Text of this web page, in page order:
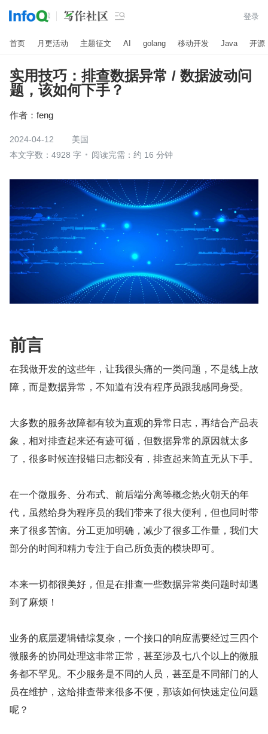
 登录
首页 月更活动 主题征文 AI golang 移动开发 Java 开源
实用技巧：排查数据异常 / 数据波动问
题，该如何下手？
作者： feng
2024-04-12
美国
本文字数：4928 字
阅读完需：约 16 分钟
前言
在我做开发的这些年，让我很头痛的一类问题，不是线上故
障，而是数据异常，不知道有没有程序员跟我感同身受。
大多数的服务故障都有较为直观的异常日志，再结合产品表
象，相对排查起来还有迹可循，但数据异常的原因就太多
了，很多时候连报错日志都没有，排查起来简直无从下手。
在一个微服务、分布式、前后端分离等概念热火朝天的年
代，虽然给身为程序员的我们带来了很大便利，但也同时带
来了很多苦恼。分工更加明确，减少了很多工作量，我们大
部分的时间和精力专注于自己所负责的模块即可。
本来一切都很美好，但是在排查一些数据异常类问题时却遇
到了麻烦！
业务的底层逻辑错综复杂，一个接口的响应需要经过三四个
微服务的协同处理这非常正常，甚至涉及七八个以上的微服
务都不罕见。不少服务是不同的人员，甚至是不同部门的人
员在维护，这给排查带来很多不便，那该如何快速定位问题
呢？